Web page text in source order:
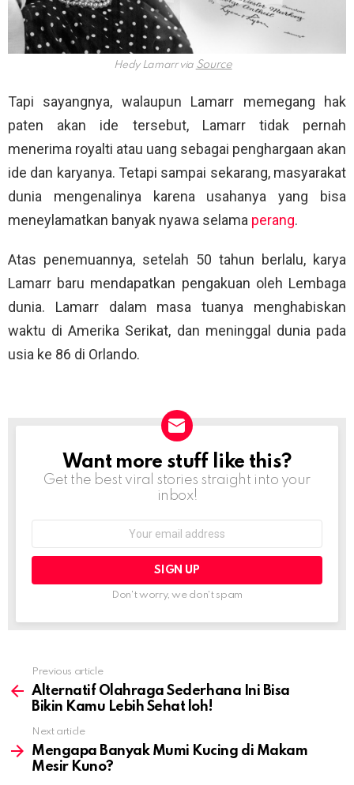
Hedy Lamarr via
Tapi sayangnya, walaupun Lamarr memegang hak
paten akan ide tersebut, Lamarr tidak pernah
menerima royalti atau uang sebagai penghargaan akan
ide dan karyanya. Tetapi sampai sekarang, masyarakat
dunia mengenalinya karena usahanya yang bisa
meneylamatkan banyak nyawa selama perang.
Atas penemuannya, setelah 50 tahun berlalu, karya
Lamarr baru mendapatkan pengakuan oleh Lembaga
dunia. Lamarr dalam masa tuanya menghabiskan
waktu di Amerika Serikat, dan meninggal dunia pada
usia ke 86 di Orlando.
NEWSLETTER
Want more stuff like this?
Get the best viral stories straight into your
inbox!
Don't worry, we don't spam
more
Previous article
Alternatif Olahraga Sederhana Ini Bisa
Bikin Kamu Lebih Sehat loh!
Next article
Mengapa Banyak Mumi Kucing di Makam
Mesir Kuno?